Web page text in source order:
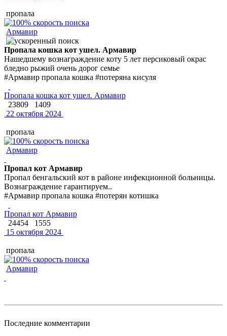
пропала
Армавир
Пропала кошка кот ушел. Армавир
Нашедшему вознаграждение коту 5 лет персиковый окрас
бледно рыжий очень дорог семье
#Армавир пропала кошка #потеряна кисуля
Пропала кошка кот ушел. Армавир
23809
1409
22 октября 2024
пропала
Армавир
Пропал кот Армавир
Пропал бенгальский кот в районе инфекционной больницы.
Вознаграждение гарантируем..
#Армавир пропала кошка #потерян котишка
Пропал кот Армавир
24454
1555
15 октября 2024
пропала
Армавир
Последние комментарии